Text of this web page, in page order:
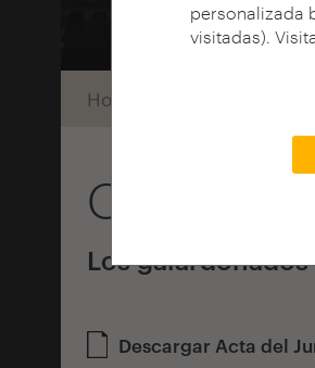
personalizada
visitadas).
Home
Los
Descargar Acta del